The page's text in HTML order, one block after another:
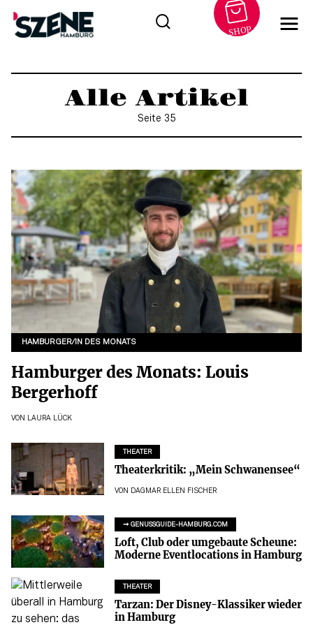
Inhalt
SHOP
Alle Artikel
Seite 35
HAMBURGER/IN DES MONATS
Hamburger des Monats: Louis
Bergerhoff
VON LAURA LÜCK
THEATER
Theaterkritik: „Mein Schwanensee“
VON DAGMAR ELLEN FISCHER
➞ GENUSSGUIDE-HAMBURG.COM
Loft, Club oder umgebaute Scheune:
Moderne Eventlocations in Hamburg
THEATER
Tarzan: Der Disney-Klassiker wieder
in Hamburg